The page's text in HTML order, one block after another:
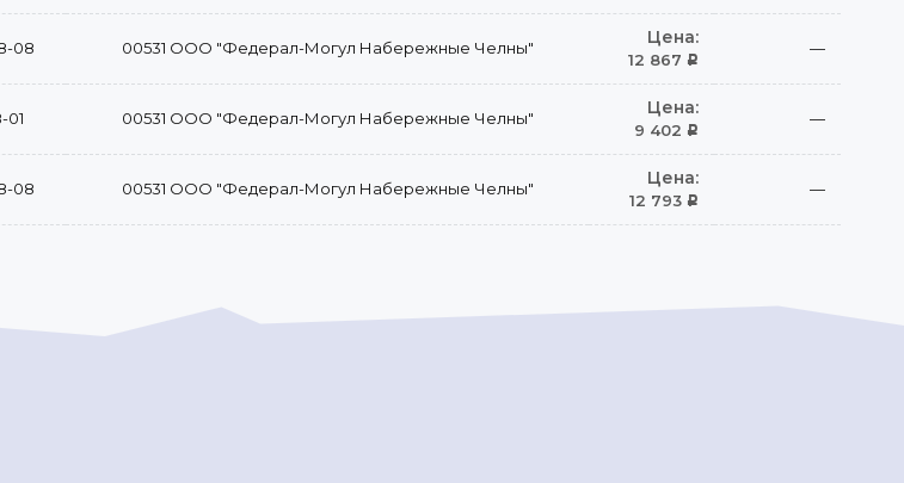
08 00531 ООО "Федерал-Могул Набережные Челны" Цена:
12 867 Р
—
01 00531 ООО "Федерал-Могул Набережные Челны" Цена:
9 402 Р
—
08 00531 ООО "Федерал-Могул Набережные Челны" Цена:
12 793 Р
—